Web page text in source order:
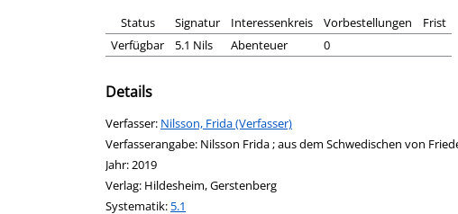
Status Signatur Interessenkreis Vorbestellungen
Frist
Verfügbar
5.1 Nils Abenteuer 0
Details
Verfasser: Suche nach diesem Verfasser
Nilsson, Frida (Verfasser)
Verfasserangabe: Nilsson Frida ; aus dem Schwedischen von
Jahr:2019
Verlag: Hildesheim, Gerstenberg
opens in new tab
Diesen Link in neuem Tab öffnen
Systematik: Suche nach dieser Systematik
5.1